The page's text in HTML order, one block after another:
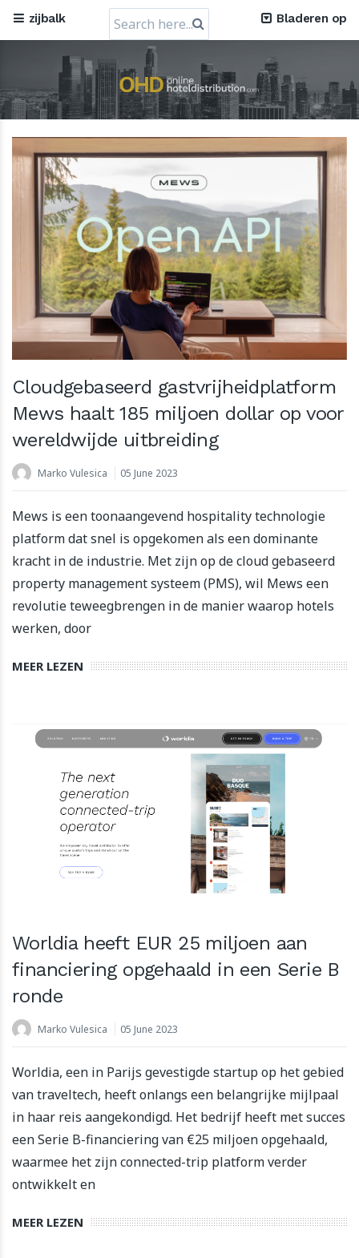
zijbalk
Search
for:
Bladeren op
Cloudgebaseerd gastvrijheidplatform
Mews haalt 185 miljoen dollar op voor
wereldwijde uitbreiding
Marko Vulesica 05 June 2023
Mews is een toonaangevend hospitality technologie
platform dat snel is opgekomen als een dominante
kracht in de industrie. Met zijn op de cloud gebaseerd
property management systeem (PMS), wil Mews een
revolutie teweegbrengen in de manier waarop hotels
werken, door
MEER LEZEN
Worldia heeft EUR 25 miljoen aan
financiering opgehaald in een Serie B
ronde
Marko Vulesica 05 June 2023
Worldia, een in Parijs gevestigde startup op het gebied
van traveltech, heeft onlangs een belangrijke mijlpaal
in haar reis aangekondigd. Het bedrijf heeft met succes
een Serie B-financiering van €25 miljoen opgehaald,
waarmee het zijn connected-trip platform verder
ontwikkelt en
MEER LEZEN